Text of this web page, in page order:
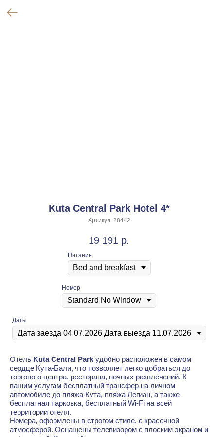
Kuta Central Park Hotel 4*
Артикул: 28442
19 191 р.
Питание
Номер
Даты
Отель Kuta Central Park удобно расположен в самом
сердце Кута-Бали, что позволяет легко добраться до
торгового центра, ресторана, ночных развлечений. К
вашим услугам бесплатный трансфер на личном
автомобиле до пляжа Кута, пляжа Легиан, а также
бесплатная парковка, бесплатный Wi-Fi на всей
территории отеля.
Номера, оформлены в строгом стиле, с красочной
атмосферой. Оснащены телевизором с плоским экраном и